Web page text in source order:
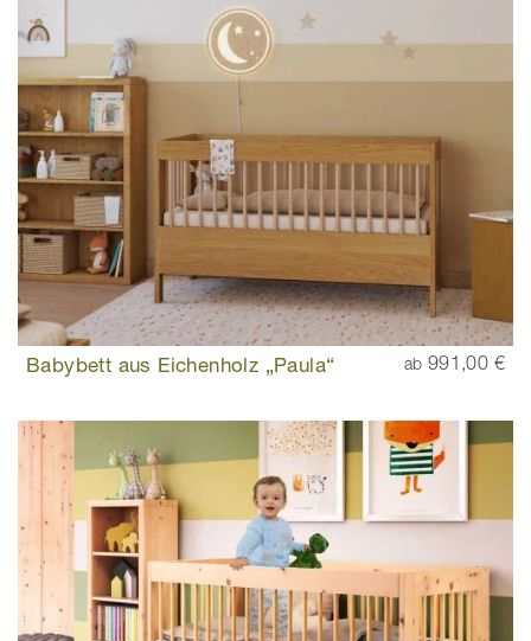
Babybett aus Eichenholz „Paula“ ab 991,00 €